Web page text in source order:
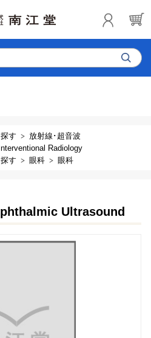
す
放射線･超音波
Radiology
す 眼科 眼科
Ultrasound